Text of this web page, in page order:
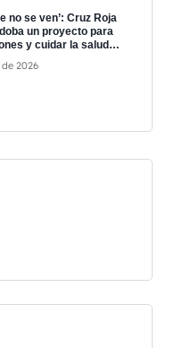
no se ven’: Cruz Roja
un proyecto para
y cuidar la salud
2026